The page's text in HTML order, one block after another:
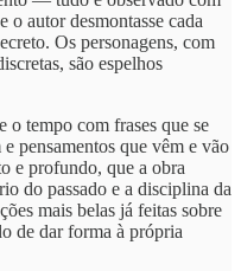
o autor desmontasse cada
Os personagens, com
são espelhos
o tempo com frases que se
pensamentos que vêm e vão
e profundo, que a obra
do passado e a disciplina da
mais belas já feitas sobre
de dar forma à própria